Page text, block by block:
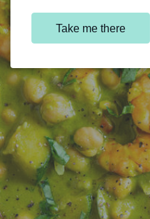
Take me there